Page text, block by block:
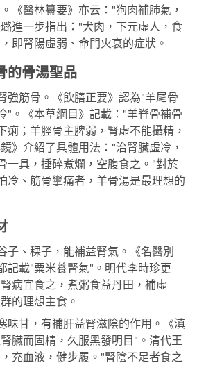
《醫林纂要》亦云："狗肉補肺氣，
進一步指出："犬肉，下元虛人，食
即腎陽虛弱、命門火衰的症狀。
的骨湯聖品
強筋骨。《飲膳正要》認為"羊尾骨
"。《本草綱目》記載："羊脊骨補骨
痢；羊脛骨主脾弱，腎虛不能攝精，
》介紹了具體用法："治腎臟虛冷，
一具，捶碎煮爛，空腹食之。"對於
冷、筋骨攣痛者，羊骨湯是最理想的
子、稞子，能補益腎氣。《名醫別
記載"粟米養腎氣"。明代李時珍更
病宜食之，煮粥食益丹田，補虛
的理想主食。
味甘，有補肝益腎滋陰的作用。《滇
臟而固精，久服黑發明目"。清代王
充血液，健步履。"腎陰不足者食之